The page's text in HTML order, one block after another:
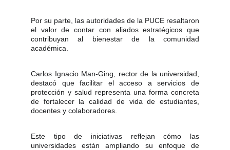
Por su parte, las autoridades de la PUCE resaltaron
el valor de contar con aliados estratégicos que
contribuyan al bienestar de la comunidad
académica.
Carlos Ignacio Man-Ging, rector de la universidad,
destacó que facilitar el acceso a servicios de
protección y salud representa una forma concreta
de fortalecer la calidad de vida de estudiantes,
docentes y colaboradores.
Este tipo de iniciativas reflejan cómo las
universidades están ampliando su enfoque de